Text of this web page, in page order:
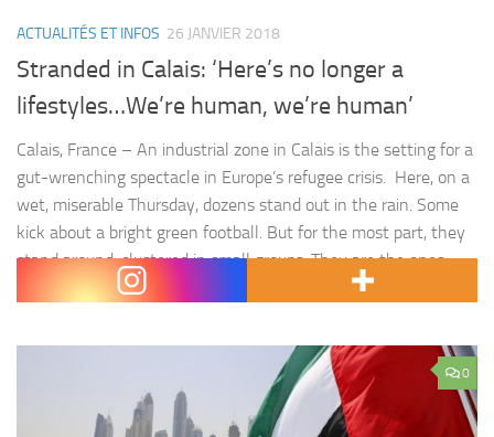
ACTUALITÉS ET INFOS 26 JANVIER 2018
Stranded in Calais: ‘Here’s no longer a
lifestyles…We’re human, we’re human’
Calais, France – An industrial zone in Calais is the setting for a
gut-wrenching spectacle in Europe’s refugee crisis. Here, on a
wet, miserable Thursday, dozens stand out in the rain. Some
kick about a bright green football. But for the most part, they
stand around, clustered in small groups. They are the ones
that are caught…
0